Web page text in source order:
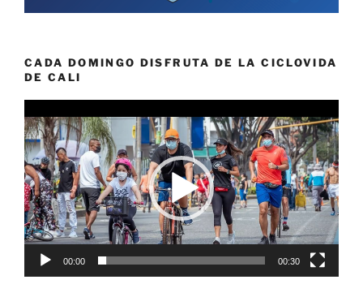
CADA DOMINGO DISFRUTA DE LA CICLOVIDA
DE CALI
de
vídeo
00:00 00:30